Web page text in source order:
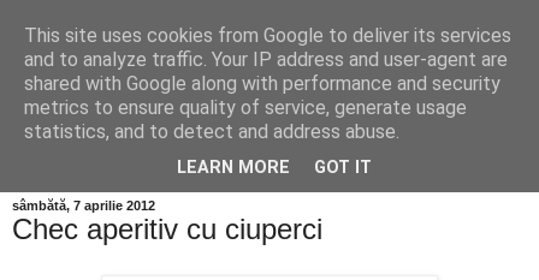
sâmbătă, 7 aprilie 2012
Chec aperitiv cu ciuperci
This site uses cookies from Google to deliver its services
and to analyze traffic. Your IP address and user-agent are
shared with Google along with performance and security
metrics to ensure quality of service, generate usage
statistics, and to detect and address abuse.
LEARN MORE GOT IT